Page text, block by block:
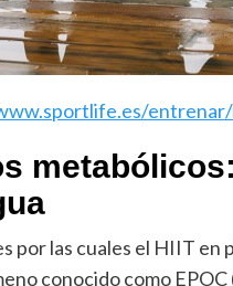
entrenar/
por las cuales el HIIT
conocido como